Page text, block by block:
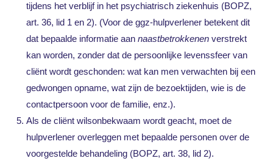
tijdens het verblijf in het psychiatrisch ziekenhuis (BOPZ,
art. 36, lid 1 en 2). (Voor de ggz-hulpverlener betekent dit
dat bepaalde informatie aan naastbetrokkenen verstrekt
kan worden, zonder dat de persoonlijke levenssfeer van
cliënt wordt geschonden: wat kan men verwachten bij een
gedwongen opname, wat zijn de bezoektijden, wie is de
contactpersoon voor de familie, enz.).
Als de cliënt wilsonbekwaam wordt geacht, moet de
hulpverlener overleggen met bepaalde personen over de
voorgestelde behandeling (BOPZ, art. 38, lid 2).